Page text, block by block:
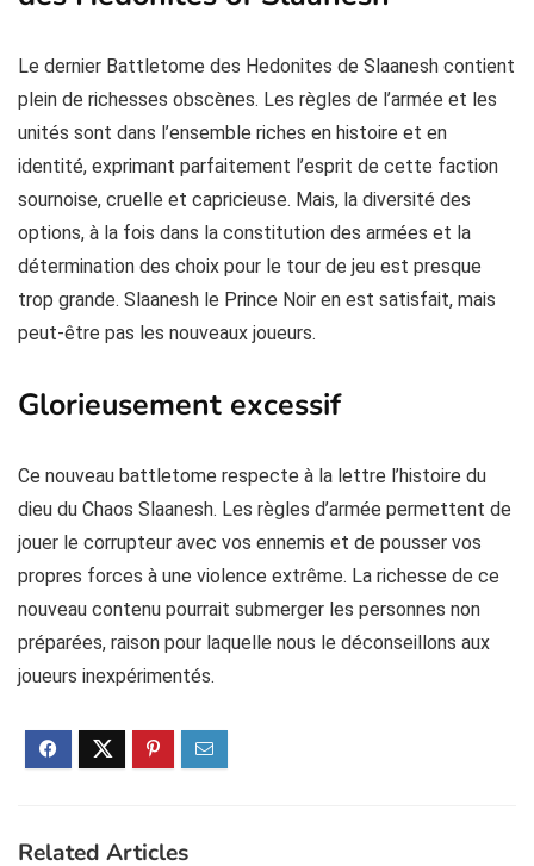
Le dernier Battletome des Hedonites de Slaanesh contient
plein de richesses obscènes. Les règles de l’armée et les
unités sont dans l’ensemble riches en histoire et en
identité, exprimant parfaitement l’esprit de cette faction
sournoise, cruelle et capricieuse. Mais, la diversité des
options, à la fois dans la constitution des armées et la
détermination des choix pour le tour de jeu est presque
trop grande. Slaanesh le Prince Noir en est satisfait, mais
peut-être pas les nouveaux joueurs.
Glorieusement excessif
Ce nouveau battletome respecte à la lettre l’histoire du
dieu du Chaos Slaanesh. Les règles d’armée permettent de
jouer le corrupteur avec vos ennemis et de pousser vos
propres forces à une violence extrême. La richesse de ce
nouveau contenu pourrait submerger les personnes non
préparées, raison pour laquelle nous le déconseillons aux
joueurs inexpérimentés.
Related Articles